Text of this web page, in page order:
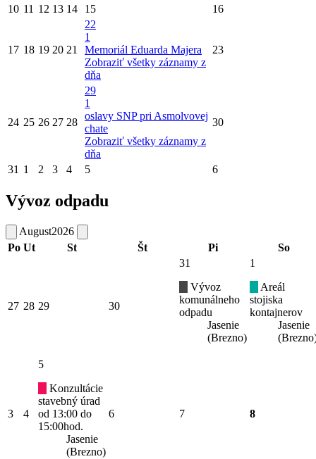
10 11 12 13 14 15 16
17 18 19 20 21
22
1
Memoriál Eduarda Majera
Zobraziť všetky záznamy z
dňa
23
24 25 26 27 28
29
1
oslavy SNP pri Asmolvovej
chate
Zobraziť všetky záznamy z
dňa
30
31 1 2 3 4 5 6
Vývoz odpadu
August2026
Po Ut St Št Pi So
27 28 29 30
31
Vývoz
komunálneho
odpadu
Jasenie
(Brezno)
1
Areál
stojiska
kontajnerov
Jasenie
3 4
5
Konzultácie
stavebný úrad
od 13:00 do
15:00hod.
Jasenie
(Brezno)
6 7 8